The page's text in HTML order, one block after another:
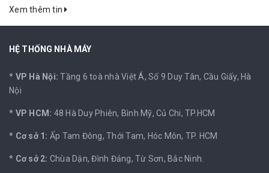
Xem thêm tin
HỆ THỐNG NHÀ MÁY
* VP Hà Nội: Tầng 6 toà nhà Việt Á, Số 9 Duy Tân, Cầu Giấy, Hà
Nội
* VP HCM: 48 Hà Duy Phiên, Bình Mỹ, Củ Chi, TP.HCM
* Cơ sở 1: Ấp Tam Đông, Thới Tam, Hóc Môn, TP. HCM
* Cơ sở 2: Chùa Dận, Đình Đảng, Từ Sơn, Bắc Ninh.